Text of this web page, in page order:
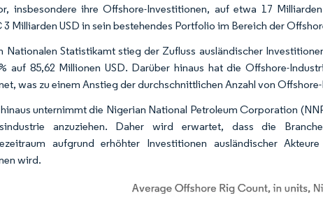
insbesondere ihre Offshore-Investitionen, auf etwa 17
Milliarden USD in sein bestehendes Portfolio im Bereich der
Nationalen Statistikamt stieg der Zufluss ausländischer
auf 85,62 Millionen USD. Darüber hinaus hat die Offshore-
was zu einem Anstieg der durchschnittlichen Anzahl von
unternimmt die Nigerian National Petroleum Corporation
anzuziehen. Daher wird erwartet, dass die
aufgrund erhöhter Investitionen ausländischer
wird.